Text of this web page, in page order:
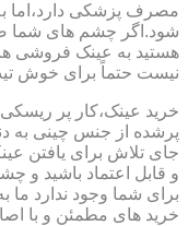
مصرف پزشکی دارد،اما
شود.اگر چشم های شما
هستید به عینک فروشی
نیست حتماً برای خوش
خرید عینک،کار پر
پرشده از جنس چینی به
جای تلاش برای یافتن
و قابل اعتماد باشید و
برای شما وجود ندارد ما
خرید های مطمئن و با